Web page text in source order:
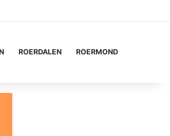
ROERDALEN ROERMOND